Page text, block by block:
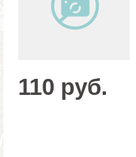
110 руб.